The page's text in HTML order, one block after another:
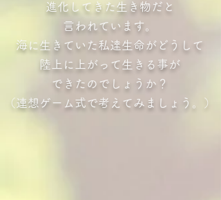
進化してきた生き物だと
言われています。
海に生きていた私達生命がどうして
陸上に上がって生きる事が
できたのでしょうか？
（​連想ゲーム式で考えてみましょう。）